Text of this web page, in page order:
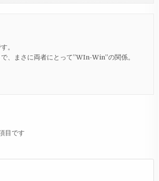
。
、まさに両者にとって”WIn-Win”の関係。
目です